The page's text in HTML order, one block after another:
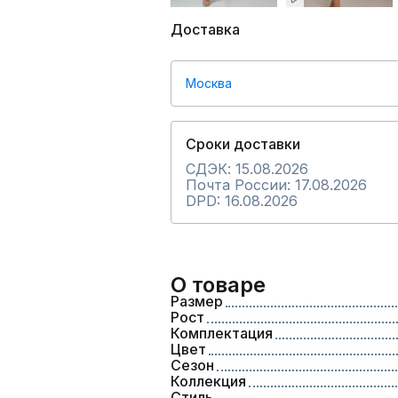
Доставка
Москва
Сроки доставки
СДЭК: 15.08.2026
Почта России: 17.08.2026
DPD: 16.08.2026
О товаре
Размер
Рост
Комплектация
Цвет
Сезон
Коллекция